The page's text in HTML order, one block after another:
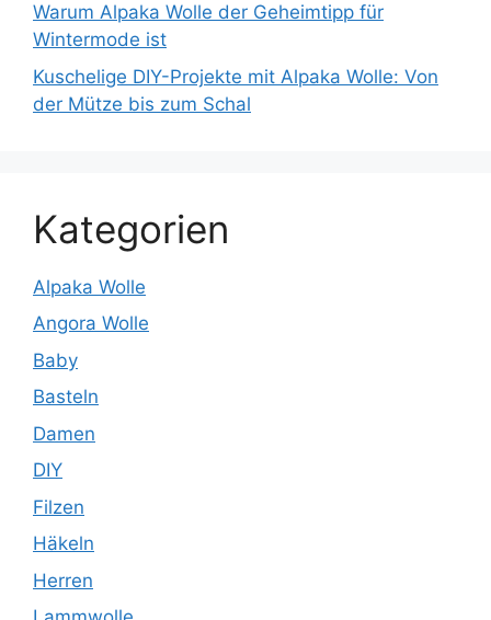
Warum Alpaka Wolle der Geheimtipp für
Wintermode ist
Kuschelige DIY-Projekte mit Alpaka Wolle: Von
der Mütze bis zum Schal
Kategorien
Alpaka Wolle
Angora Wolle
Baby
Basteln
Damen
DIY
Filzen
Häkeln
Herren